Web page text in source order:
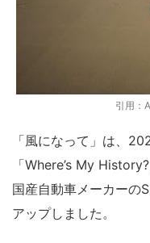
引用：
「風になって」は、
「Where’s My
国産自動車メーカーの
アップしました。